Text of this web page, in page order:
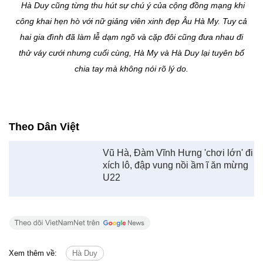
Hà Duy cũng từng thu hút sự chú ý của cộng đồng mạng khi
công khai hẹn hò với nữ giảng viên xinh đẹp Âu Hà My. Tuy cả
hai gia đình đã làm lễ dạm ngõ và cặp đôi cũng đưa nhau đi
thử váy cưới nhưng cuối cùng, Hà My và Hà Duy lại tuyên bố
chia tay mà không nói rõ lý do.
Theo Dân Việt
Vũ Hà, Đàm Vĩnh Hưng 'chơi lớn' đi
xích lô, đập vung nồi ầm ĩ ăn mừng
U22
Xem thêm về: Hà Duy